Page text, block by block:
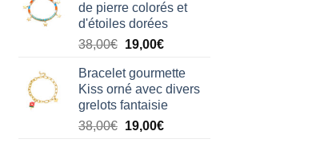
de pierre colorés et
d'étoiles dorées
38,00€ Le
initial
était :
38,00€.
19,00€Le
actuel
est :
19,00€.
Bracelet gourmette
Kiss orné avec divers
grelots fantaisie
38,00€ Le
19,00€Le